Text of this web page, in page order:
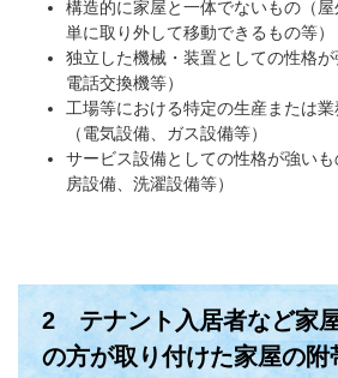
構造的に家屋と一体でないもの（
単に取り外して移動できるもの等）
独立した機械・装置としての性格が
電話交換機等）
工場等における特定の生産または
（電気設備、ガス設備等）
サービス設備としての性格が強い
房設備、洗濯設備等）
2 テナント入居者など家
の方が取り付けた家屋の附